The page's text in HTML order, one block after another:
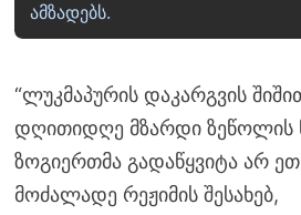
ამზადებს.
“ლუკმაპურის დაკარგვის
დღითიდღე მზარდი ზეწოლის
ზოგიერთმა გადაწყვიტა არ
მოძალადე რეჟიმის შესახებ,